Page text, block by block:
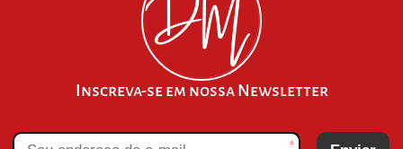
Inscreva-se em nossa Newsletter
*